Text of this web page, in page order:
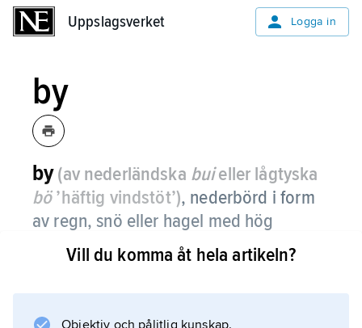
Uppslagsverket Logga in
by
by(av nederländska buieller lågtyska
bö’häftig vindstöt’), nederbörd i form
av regn, snö eller hagel med hög
intensitet och kort varaktighet, upp till
en timme.
Vill du komma åt hela artikeln?
Objektiv och pålitlig kunskap.